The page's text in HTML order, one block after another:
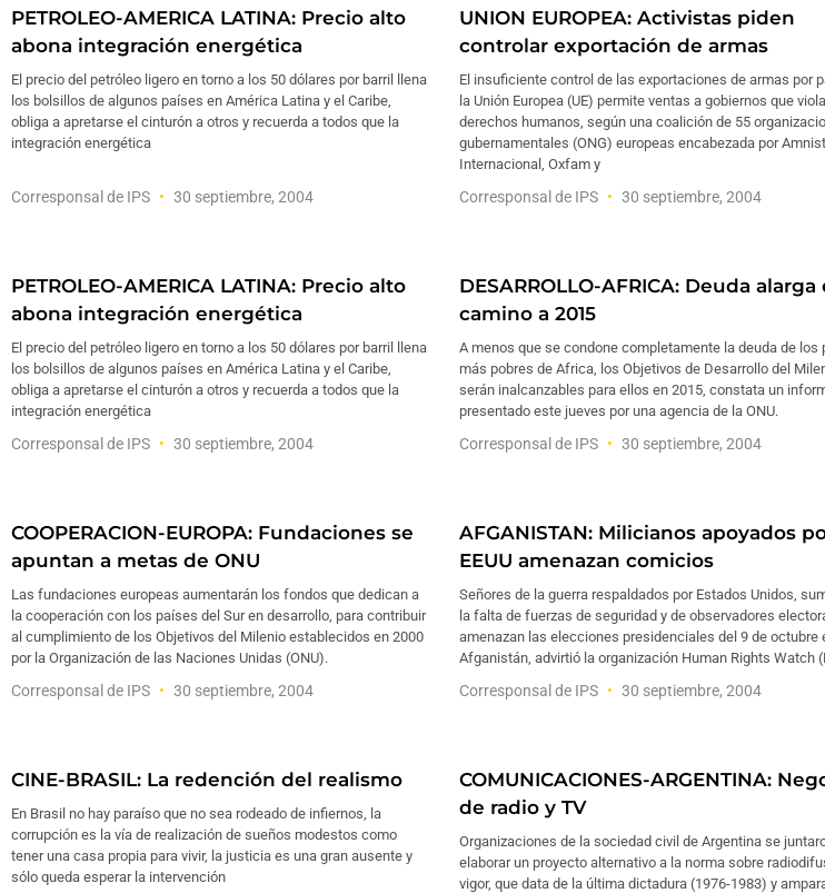
PETROLEO-AMERICA LATINA: Precio alto
abona integración energética
El precio del petróleo ligero en torno a los 50 dólares por barril llena
los bolsillos de algunos países en América Latina y el Caribe,
obliga a apretarse el cinturón a otros y recuerda a todos que la
integración energética
Corresponsal de IPS 30 septiembre, 2004
UNION EUROPEA: Activistas piden
controlar exportación de armas
El insuficiente control de las exportaciones de armas por
la Unión Europea (UE) permite ventas a gobiernos que
derechos humanos, según una coalición de 55
gubernamentales (ONG) europeas encabezada por
Internacional, Oxfam y
Corresponsal de IPS 30 septiembre, 2004
PETROLEO-AMERICA LATINA: Precio alto
abona integración energética
El precio del petróleo ligero en torno a los 50 dólares por barril llena
los bolsillos de algunos países en América Latina y el Caribe,
obliga a apretarse el cinturón a otros y recuerda a todos que la
integración energética
Corresponsal de IPS 30 septiembre, 2004
DESARROLLO-AFRICA: Deuda alarga
camino a 2015
A menos que se condone completamente la deuda de los
más pobres de Africa, los Objetivos de Desarrollo del
serán inalcanzables para ellos en 2015, constata un
presentado este jueves por una agencia de la ONU.
Corresponsal de IPS 30 septiembre, 2004
COOPERACION-EUROPA: Fundaciones se
apuntan a metas de ONU
Las fundaciones europeas aumentarán los fondos que dedican a
la cooperación con los países del Sur en desarrollo, para contribuir
al cumplimiento de los Objetivos del Milenio establecidos en 2000
por la Organización de las Naciones Unidas (ONU).
Corresponsal de IPS 30 septiembre, 2004
AFGANISTAN: Milicianos apoyados
EEUU amenazan comicios
Señores de la guerra respaldados por Estados Unidos,
la falta de fuerzas de seguridad y de observadores
amenazan las elecciones presidenciales del 9 de octubre
Afganistán, advirtió la organización Human Rights Watch
Corresponsal de IPS 30 septiembre, 2004
CINE-BRASIL: La redención del realismo
En Brasil no hay paraíso que no sea rodeado de infiernos, la
corrupción es la vía de realización de sueños modestos como
tener una casa propia para vivir, la justicia es una gran ausente y
sólo queda esperar la intervención
COMUNICACIONES-ARGENTINA:
de radio y TV
Organizaciones de la sociedad civil de Argentina se
elaborar un proyecto alternativo a la norma sobre
vigor, que data de la última dictadura (1976-1983) y